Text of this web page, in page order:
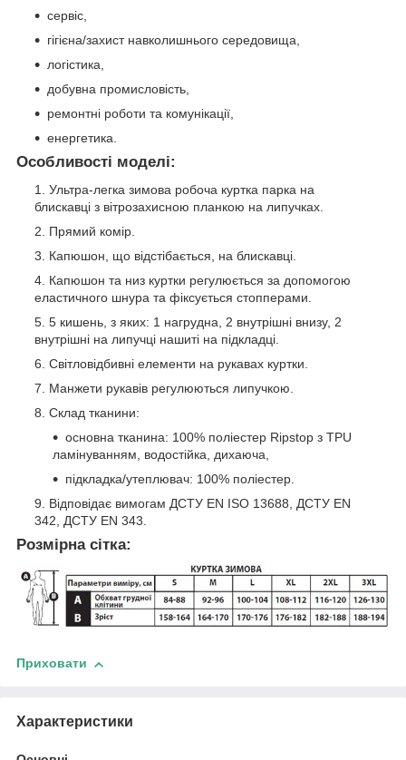
сервіс,
гігієна/захист навколишнього середовища,
логістика,
добувна промисловість,
ремонтні роботи та комунікації,
енергетика.
Особливості моделі:
Ультра-легка зимова робоча куртка парка на
блискавці з вітрозахисною планкою на липучках.
Прямий комір.
Капюшон, що відстібається, на блискавці.
Капюшон та низ куртки регулюється за допомогою
еластичного шнура та фіксується стопперами.
5 кишень, з яких: 1 нагрудна, 2 внутрішні внизу, 2
внутрішні на липучці нашиті на підкладці.
Світловідбивні елементи на рукавах куртки.
Манжети рукавів регулюються липучкою.
Склад тканини:
основна тканина: 100% поліестер Ripstop з TPU
ламінуванням, водостійка, дихаюча,
підкладка/утеплювач: 100% поліестер.
Відповідає вимогам ДСТУ EN ISO 13688, ДСТУ EN
342, ДСТУ EN 343.
Розмірна сітка:
Приховати
Характеристики